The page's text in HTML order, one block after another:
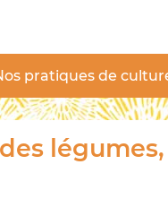
pratiques de